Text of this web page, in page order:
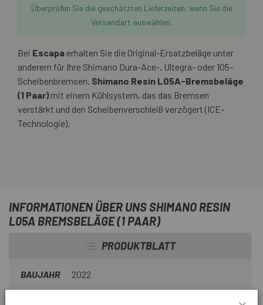
Überprüfen Sie die geschätzten Lieferzeiten, wenn Sie die
Versandart auswählen.
Bei Escapa erhalten Sie die Original-Ersatzbeläge unter
anderem für Ihre Shimano Dura-Ace-, Ultegra- oder 105-
Scheibenbremsen. Shimano Resin L05A-Bremsbeläge
(1 Paar)mit einem Kühlsystem, das das Bremsen
verstärkt und den Scheibenverschleiß verzögert (ICE-
Technologie).
INFORMATIONEN ÜBER UNS SHIMANO RESIN
L05A BREMSBELÄGE (1 PAAR)
PRODUKTBLATT
BAUJAHR 2022